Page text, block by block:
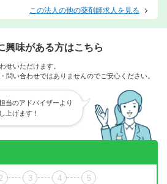
この法人の他の薬剤師求人を見る
興味がある方はこちら
せいただけます。
問い合わせではありませんのでご安心ください。
当のアドバイザーより
上げます！
2 3 4 5